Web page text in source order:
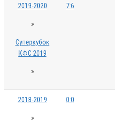
2019-2020
»
Суперкубок
КФС 2019
»
7:6
2018-2019
»
0:0